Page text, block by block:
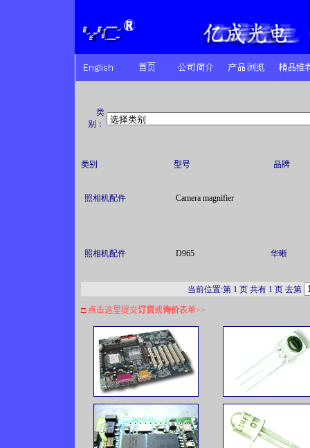
类
别：
类别 型号 品牌
照相机配件 Camera magnifier
照相机配件 D965 华晰
当前位置:第 1 页 共有 1 页 去第
□ 点击这里提交订货或询价表单>>